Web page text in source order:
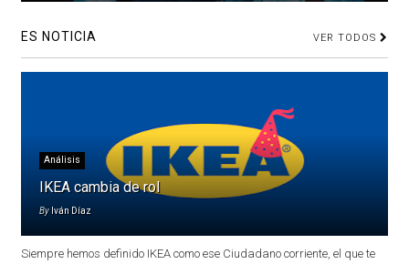
ES NOTICIA VER TODOS
Análisis
IKEA cambia de rol
By Iván Díaz
Siempre hemos definido IKEA como ese Ciudadano corriente, el que te